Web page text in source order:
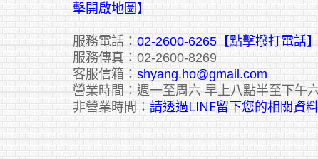
擊開啟地圖】
服務電話： 02-2600-6265 【點擊撥打電話】
服務傳真：02-2600-8269
客服信箱： shyang.ho@gmail.com
營業時間：週一至周六 早上八點半至下午
非營業時間： 請透過LINE留下您的相關資料